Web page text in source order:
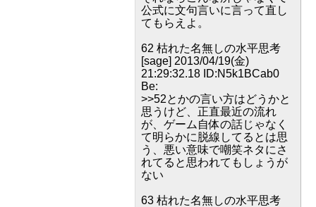
公式に文句言いに言って直し
てもらえよ。
62 枯れた名無しの水平思考
[sage] 2013/04/19(金)
21:29:32.18 ID:N5k1BCab0
Be:
>>52とかの言い方はどうかと
思うけど、正直最近の流れ
が、ゲーム自体の話じゃなく
て明らかに脱線してるとは思
う、悪い意味で嘲笑ネタにさ
れてると思われてもしょうが
ない
63 枯れた名無しの水平思考